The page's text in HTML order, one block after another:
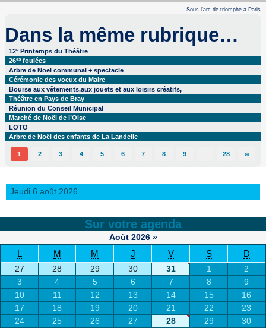
Sous l’arc de triomphe à Paris
Dans la même rubrique…
12e Printemps du Théâtre
26es foulées
Arbre de Noël communal + spectacle
Cérémonie des voeux du Maire
Bourse aux vêtements,aux jouets et aux loisirs créatifs,
Théâtre en Pays de Bray
Réunion du Conseil Municipal
Marché de Noël de l’Oise
LOTO
Arbre de Noël des enfants de La Landelle
1 2 3 4 5 6 7 8 9 28 ∞
Jeudi 6 août 2026
Sur votre agenda
Août 2026 »
L M M J V S D
27 28 29 30 31 1
2
3
4 5 6 7 8
9
10
11 12 13 14 15
16
17
18 19 20 21 22
23
24
25 26 27 28 29
30